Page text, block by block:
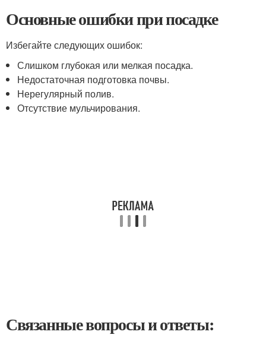
Основные ошибки при посадке
Избегайте следующих ошибок:
Слишком глубокая или мелкая посадка.
Недостаточная подготовка почвы.
Нерегулярный полив.
Отсутствие мульчирования.
Связанные вопросы и ответы: